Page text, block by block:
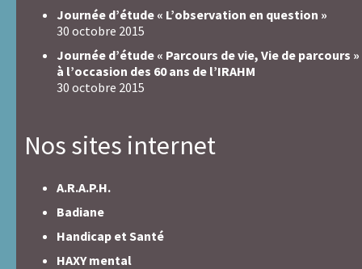
Journée d’étude « L’observation en question »
30 octobre 2015
Journée d’étude « Parcours de vie, Vie de parcours »
à l’occasion des 60 ans de l’IRAHM
30 octobre 2015
Nos sites internet
A.R.A.P.H.
Badiane
Handicap et Santé
HAXY mental